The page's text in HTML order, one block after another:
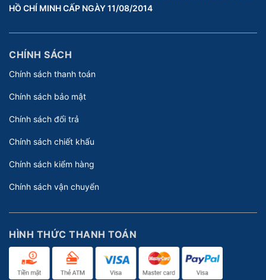
HỒ CHÍ MINH CẤP NGÀY 11/08/2014
CHÍNH SÁCH
Chính sách thanh toán
Chính sách bảo mật
Chính sách đổi trả
Chính sách chiết khấu
Chính sách kiểm hàng
Chính sách vận chuyển
HÌNH THỨC THANH TOÁN